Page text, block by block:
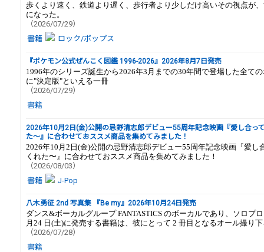
歩くより速く、鉄道より遅く、歩行者より少しだけ高いその視点が
になった。
（2026/07/29）
書籍
ロック/ポップス
『ポケモン公式ぜんこく図鑑 1996-2026』2026年8月7日発売
1996年のシリーズ誕生から2026年3月までの30年間で登場した全て
に"決定版"といえる一冊
（2026/07/29）
書籍
2026年10月2日(金)公開の忌野清志郎デビュー55周年記念映画『愛し合っ
た〜』に合わせておススメ商品を集めてみました！
2026年10月2日(金)公開の忌野清志郎デビュー55周年記念映画『愛
くれた〜』に合わせておススメ商品を集めてみました！
（2026/08/03）
書籍
J-Pop
八木勇征 2nd 写真集 『Be my』2026年10月24日発売
ダンス&ボーカルグループ FANTASTICS のボーカルであり、ソロプ
月24 日(土)に発売する書籍は、彼にとって 2 冊目となるオール撮り
（2026/07/28）
書籍